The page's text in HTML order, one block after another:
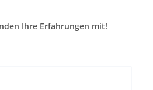
Ihre Erfahrungen mit!